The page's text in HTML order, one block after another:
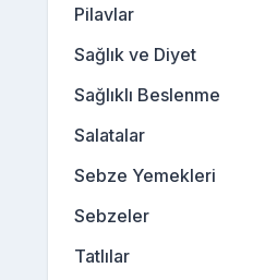
Pilavlar
Sağlık ve Diyet
Sağlıklı Beslenme
Salatalar
Sebze Yemekleri
Sebzeler
Tatlılar